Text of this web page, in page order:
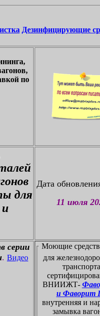
Дезинфицирующие
по
для
Дата
11 июля
серии
. Видео
Моющие
для
ВНИИЖТ-
и
внутренняя и наружная
замывка